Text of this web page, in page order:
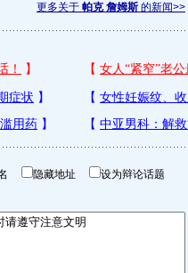
更多关于 帕克 詹姆斯 的新闻>>
隐藏地址 设为辩论话题